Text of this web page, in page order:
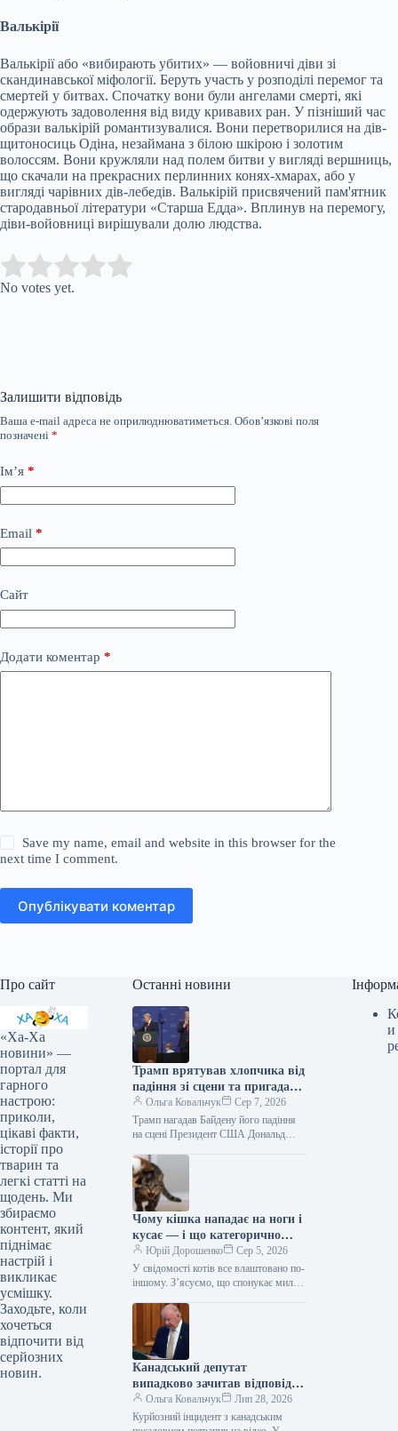
Валькірії
Валькірії або «вибирають убитих» — войовничі діви зі
скандинавської міфології. Беруть участь у розподілі перемог та
смертей у битвах. Спочатку вони були ангелами смерті, які
одержують задоволення від виду кривавих ран. У пізніший час
образи валькірій романтизувалися. Вони перетворилися на дів-
щитоносиць Одіна, незаймана з білою шкірою і золотим
волоссям. Вони кружляли над полем битви у вигляді вершниць,
що скачали на прекрасних перлинних конях-хмарах, або у
вигляді чарівних дів-лебедів. Валькірій присвячений пам'ятник
стародавньої літератури «Старша Едда». Вплинув на перемогу,
діви-войовниці вирішували долю людства.
Rate this item:
No votes yet.
Залишити відповідь
Ваша e-mail адреса не оприлюднюватиметься. Обов’язкові поля
позначені *
Ім’я *
Email *
Сайт
Додати коментар *
Save my name, email and website in this browser for the
next time I comment.
Опублікувати коментар
Про сайт
«Ха-Ха
новини» —
портал для
гарного
настрою:
приколи,
цікаві факти,
історії про
тварин та
легкі статті на
щодень. Ми
збираємо
контент, який
піднімає
настрій і
викликає
усмішку.
Заходьте, коли
хочеться
відпочити від
серйозних
новин.
Останні новини
Трамп врятував хлопчика від
падіння зі сцени та пригадав
Байдена (відео)
Ольга Ковальчук
Сер 7, 2026
Трамп нагадав Байдену його падіння
на сцені Президент США Дональд
сцени та обмовився про…
Чому кішка нападає на ноги і
кусає — і що категорично
заборонено робити у відповідь
Юрій Дорошенко
Сер 5, 2026
У свідомості котів все влаштовано по-
іншому. З’ясуємо, що спонукає милу
домашнього бешкетника, і як
повернути спокій…
Канадський депутат
випадково зачитав відповідь
від ChatGPT під час промови
(відео)
Ольга Ковальчук
Лип 28, 2026
Курйозний інцидент з канадським
и